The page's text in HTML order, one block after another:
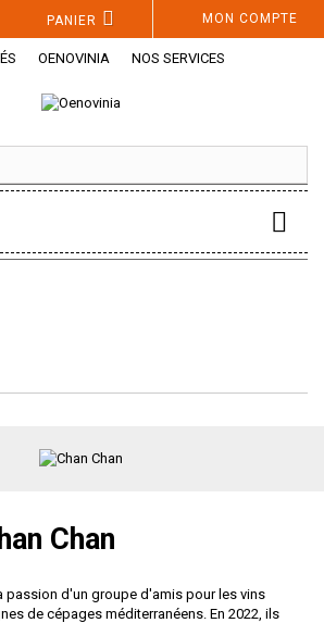
MON COMPTE
PANIER
OENOVINIA NOS SERVICES
Chan
passion d'un groupe d'amis pour les vins
de cépages méditerranéens. En 2022, ils